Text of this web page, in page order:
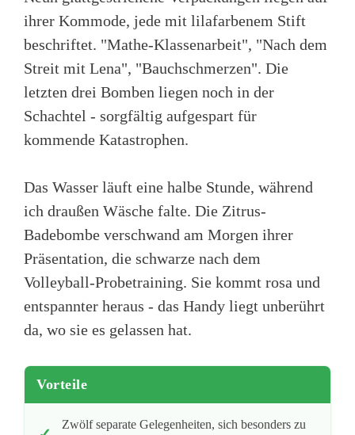
ihrer Kommode, jede mit lilafarbenem Stift
beschriftet. "Mathe-Klassenarbeit", "Nach dem
Streit mit Lena", "Bauchschmerzen". Die
letzten drei Bomben liegen noch in der
Schachtel - sorgfältig aufgespart für
kommende Katastrophen.
Das Wasser läuft eine halbe Stunde, während
ich draußen Wäsche falte. Die Zitrus-
Badebombe verschwand am Morgen ihrer
Präsentation, die schwarze nach dem
Volleyball-Probetraining. Sie kommt rosa und
entspannter heraus - das Handy liegt unberührt
da, wo sie es gelassen hat.
Vorteile
Zwölf separate Gelegenheiten, sich besonders zu